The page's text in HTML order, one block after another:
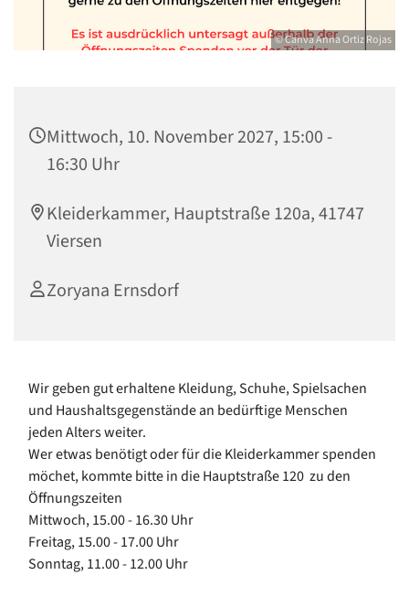
© Canva Anna Ortiz Rojas
Mittwoch, 10. November 2027, 15:00 -
16:30 Uhr
Kleiderkammer, Hauptstraße 120a, 41747
Viersen
Zoryana Ernsdorf
Wir geben gut erhaltene Kleidung, Schuhe, Spielsachen
und Haushaltsgegenstände an bedürftige Menschen
jeden Alters weiter.
Wer etwas benötigt oder für die Kleiderkammer spenden
möchet, kommte bitte in die Hauptstraße 120 zu den
Öffnungszeiten
Mittwoch, 15.00 - 16.30 Uhr
Freitag, 15.00 - 17.00 Uhr
Sonntag, 11.00 - 12.00 Uhr